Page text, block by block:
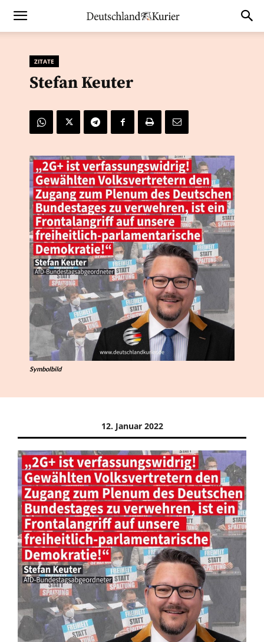
ZITATE
Stefan Keuter
Symbolbild
12. Januar 2022